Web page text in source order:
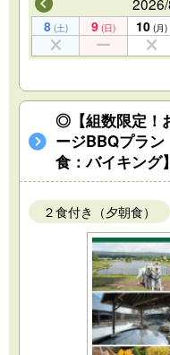
8 (土) 9 (日) 10 (月)
◎【組数限定！
ージBBQプラ
食：バイキング】
２食付き（夕朝食）